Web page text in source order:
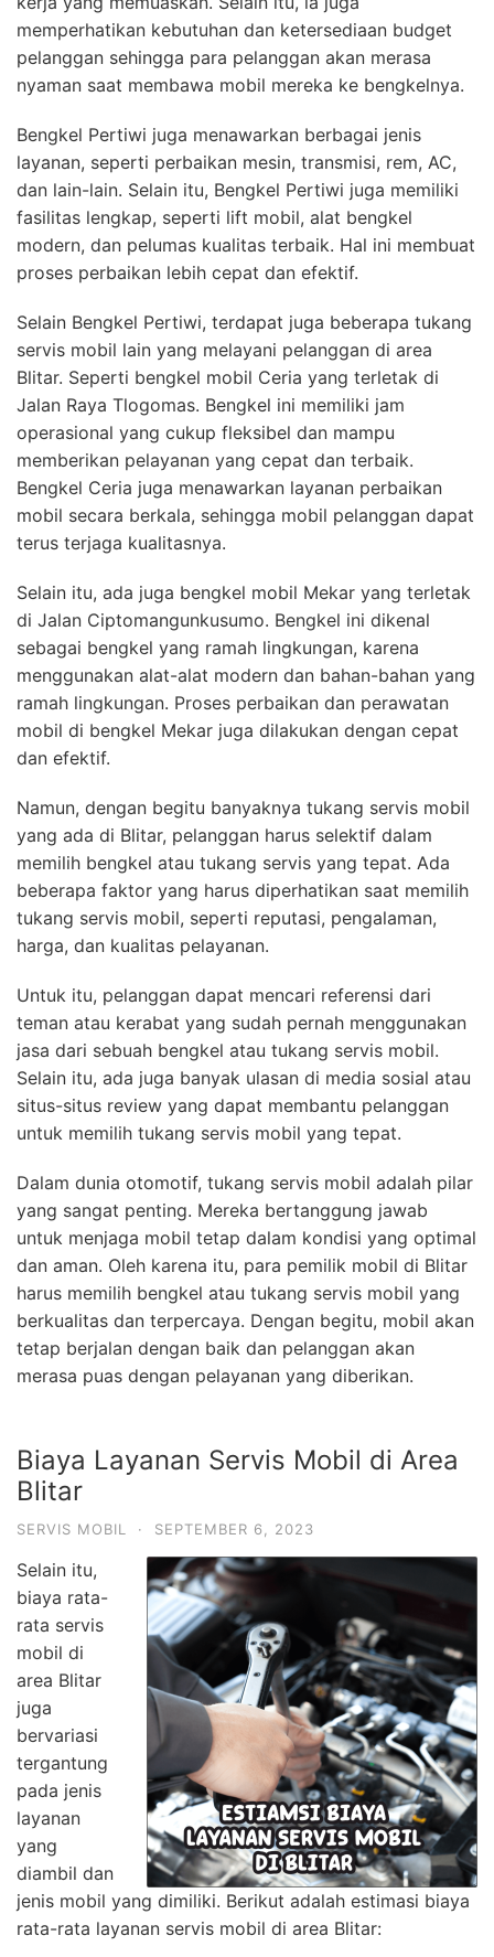
memperhatikan kebutuhan dan ketersediaan budget
pelanggan sehingga para pelanggan akan merasa
nyaman saat membawa mobil mereka ke bengkelnya.
Bengkel Pertiwi juga menawarkan berbagai jenis
layanan, seperti perbaikan mesin, transmisi, rem, AC,
dan lain-lain. Selain itu, Bengkel Pertiwi juga memiliki
fasilitas lengkap, seperti lift mobil, alat bengkel
modern, dan pelumas kualitas terbaik. Hal ini membuat
proses perbaikan lebih cepat dan efektif.
Selain Bengkel Pertiwi, terdapat juga beberapa tukang
servis mobil lain yang melayani pelanggan di area
Blitar. Seperti bengkel mobil Ceria yang terletak di
Jalan Raya Tlogomas. Bengkel ini memiliki jam
operasional yang cukup fleksibel dan mampu
memberikan pelayanan yang cepat dan terbaik.
Bengkel Ceria juga menawarkan layanan perbaikan
mobil secara berkala, sehingga mobil pelanggan dapat
terus terjaga kualitasnya.
Selain itu, ada juga bengkel mobil Mekar yang terletak
di Jalan Ciptomangunkusumo. Bengkel ini dikenal
sebagai bengkel yang ramah lingkungan, karena
menggunakan alat-alat modern dan bahan-bahan yang
ramah lingkungan. Proses perbaikan dan perawatan
mobil di bengkel Mekar juga dilakukan dengan cepat
dan efektif.
Namun, dengan begitu banyaknya tukang servis mobil
yang ada di Blitar, pelanggan harus selektif dalam
memilih bengkel atau tukang servis yang tepat. Ada
beberapa faktor yang harus diperhatikan saat memilih
tukang servis mobil, seperti reputasi, pengalaman,
harga, dan kualitas pelayanan.
Untuk itu, pelanggan dapat mencari referensi dari
teman atau kerabat yang sudah pernah menggunakan
jasa dari sebuah bengkel atau tukang servis mobil.
Selain itu, ada juga banyak ulasan di media sosial atau
situs-situs review yang dapat membantu pelanggan
untuk memilih tukang servis mobil yang tepat.
Dalam dunia otomotif, tukang servis mobil adalah pilar
yang sangat penting. Mereka bertanggung jawab
untuk menjaga mobil tetap dalam kondisi yang optimal
dan aman. Oleh karena itu, para pemilik mobil di Blitar
harus memilih bengkel atau tukang servis mobil yang
berkualitas dan terpercaya. Dengan begitu, mobil akan
tetap berjalan dengan baik dan pelanggan akan
merasa puas dengan pelayanan yang diberikan.
Biaya Layanan Servis Mobil di Area
Blitar
SERVIS MOBIL · SEPTEMBER 6, 2023
Selain itu,
biaya rata-
rata servis
mobil di
area Blitar
juga
bervariasi
tergantung
pada jenis
layanan
yang
diambil dan
jenis mobil yang dimiliki. Berikut adalah estimasi biaya
rata-rata layanan servis mobil di area Blitar: